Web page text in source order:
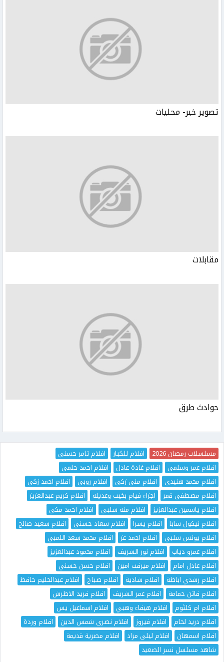
تصوير خبر- محليات
مقابلات
حوادث طرق
مسلسلات رمضان 2026 افلام للكبار
افلام تامر حسني
افلام عمر وسلمى
افلام غادة عادل
افلام احمد حلمي
افلام محمد هنيدي
افلام منى زكي افلام روبي
افلام احمد زكي
افلام مصطفى قمر
اجزاء فيام بخيت وعديله
افلام كريم عبدالعزيز
افلام ياسمين عبدالعزيز
افلام منة شلبي
افلام احمد مكي
افلام نيكول سابا
افلام يسرا افلام سعاد حسني
افلام سعيد صالح
افلام يونس شلبي
افلام احمد عز
افلام محمد سعد اللمبي
افلام عمرو دياب
افلام نور الشريف
افلام محمود عبدالعزيز
افلام عادل امام
افلام ميرفت امين
افلام حسن حسني
افلام رشدي اباظة
افلام شادية افلام صباح
افلام عبدالحليم حافظ
افلام فاتن حمامة
افلام عمر الشريف
افلام فريد الاطرش
افلام ام كلثوم
افلام هيفاء وهبي
افلام اسماعيل يس
افلام دريد لحام
افلام فيروز افلام نصرى شمس الدين
افلام وردة
افلام اسمهان
افلام ليلى مراد
افلام مصرية قديمة
شاهد مسلسل نسر الصعيد